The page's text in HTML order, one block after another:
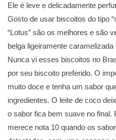
Ele é leve e delicadamente
Gosto de usar biscoitos do tipo
“Lotus” são os melhores e são
belga ligeiramente
Nunca vi esses biscoitos no
por seu biscoito preferido. O
muito doce e tenha um sabor
ingredientes. O leite de coco
o sabor fica bem suave no
merece nota 10 quando os